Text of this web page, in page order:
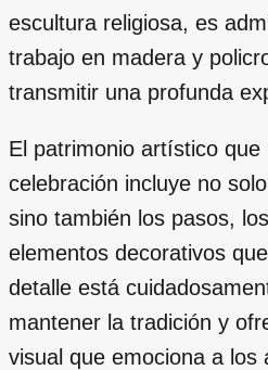
escultura religiosa, es
trabajo en madera y
transmitir una profunda
El patrimonio artístico que
celebración incluye no
sino también los pasos,
elementos decorativos
detalle está
mantener la tradición y
visual que emociona a los